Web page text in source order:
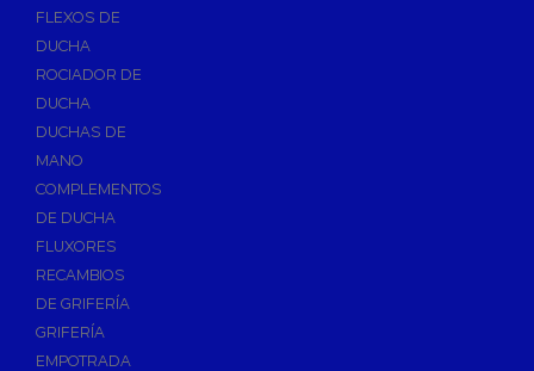
Bombas de Drenaje y Residual
Bombas de Superficies Horizontal y Vertical
Desagües
Válvulas de Desagüe
Válvulas para Platos de Ducha y Bañeras
Sifones
Sumideros y Botes Sifónicos
Accesorios para Desagüe
Flotadores y Boyas
FLEXOS DE
DUCHA
ROCIADOR DE
DUCHA
DUCHAS DE
MANO
COMPLEMENTOS
DE DUCHA
FLUXORES
RECAMBIOS
DE GRIFERÍA
GRIFERÍA
EMPOTRADA